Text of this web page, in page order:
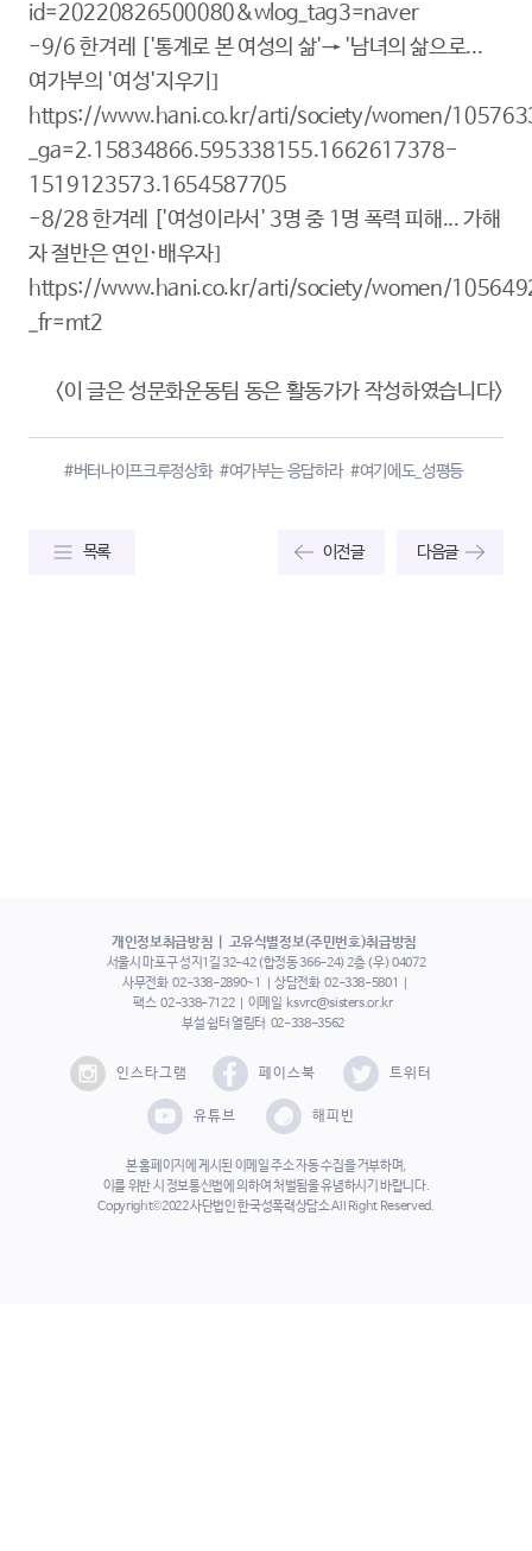
id=20220826500080&wlog_tag3=naver
-9/6 한겨레 ['통계로 본 여성의 삶'→ '남녀의 삶으로...
여가부의 '여성'지우기]
https://www.hani.co.kr/arti/society/women/
_ga=2.15834866.595338155.1662617378-
1519123573.1654587705
-8/28 한겨레 ['여성이라서' 3명 중 1명 폭력 피해... 가해
자 절반은 연인·배우자]
https://www.hani.co.kr/arti/society/women/
_fr=mt2
<이 글은 성문화운동팀 동은 활동가가 작성하였습니다>
#버터나이프크루정상화 #여가부는 응답하라 #여기에도_성평등
목록 이전글 다음글
개인정보취급방침 고유식별정보(주민번호)취급방침
서울시 마포구 성지1길 32-42 (합정동 366-24) 2층 (우) 04072
사무전화 02-338-2890~1 상담전화 02-338-5801
팩스 02-338-7122 이메일 ksvrc@sisters.or.kr
부설 쉼터 열림터 02-338-3562
인스타그램 페이스북 트위터
유튜브 해피빈
본 홈페이지에 게시된 이메일 주소 자동 수집을 거부하며,
이를 위반 시 정보통신법에 의하여 처벌됨을 유념하시기 바랍니다.
Copyright©2022 사단법인 한국성폭력상담소 All Right Reserved.